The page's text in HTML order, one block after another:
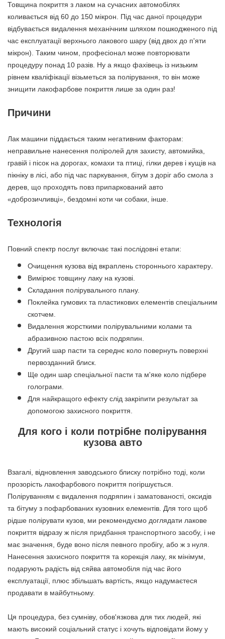
Товщина покриття з лаком на сучасних автомобілях
коливається від 60 до 150 мікрон. Під час даної процедури
відбувається видалення механічним шляхом пошкодженого під
час експлуатації верхнього лакового шару (від двох до п'яти
мікрон). Таким чином, професіонал може повторювати
процедуру понад 10 разів. Ну а якщо фахівець із низьким
рівнем кваліфікації візьметься за полірування, то він може
знищити лакофарбове покриття лише за один раз!
Причини
Лак машини піддається таким негативним факторам:
неправильне нанесення поліролей для захисту, автомийка,
гравій і пісок на дорогах, комахи та птиці, гілки дерев і кущів на
пікніку в лісі, або під час паркування, бітум з доріг або смола з
дерев, що проходять повз припаркований авто
«доброзичливці», бездомні коти чи собаки, інше.
Технологія
Повний спектр послуг включає такі послідовні етапи:
Очищення кузова від вкраплень стороннього характеру.
Вимірює товщину лаку на кузові.
Складання полірувального плану.
Поклейка гумових та пластикових елементів спеціальним
скотчем.
Видалення жорсткими полірувальними колами та
абразивною пастою всіх подряпин.
Другий шар пасти та середнє коло повернуть поверхні
первозданний блиск.
Ще один шар спеціальної пасти та м'яке коло підбере
голограми.
Для найкращого ефекту слід закріпити результат за
допомогою захисного покриття.
Для кого і коли потрібне полірування
кузова авто
Взагалі, відновлення заводського блиску потрібно тоді, коли
прозорість лакофарбового покриття погіршується.
Поліруванням є видалення подряпин і заматованості, оксидів
та бітуму з пофарбованих кузовних елементів. Для того щоб
рідше полірувати кузов, ми рекомендуємо доглядати лакове
покриття відразу ж після придбання транспортного засобу, і не
має значення, буде воно після певного пробігу, або ж з нуля.
Нанесення захисного покриття та корекція лаку, як мінімум,
подарують радість від сяйва автомобіля під час його
експлуатації, плюс збільшать вартість, якщо надумаєтеся
продавати в майбутньому.
Ця процедура, без сумніву, обов'язкова для тих людей, які
мають високий соціальний статус і хочуть відповідати йому у